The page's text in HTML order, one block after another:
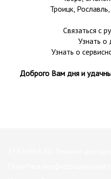
Троицк, Рославль
Связаться с
Узнать о
Узнать о
Доброго Вам дня и